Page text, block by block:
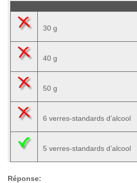
30 g
40 g
50 g
6 verres-standards d’alcool
5 verres-standards d’alcool
Réponse: